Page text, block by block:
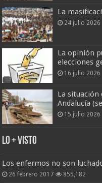
La
24 julio 2026
La opinión
elecciones
16 julio 2026
La situación
Andalucía
15 julio 2026
Lo + Visto
Los enfermos no son
26 febrero 2017 855,182